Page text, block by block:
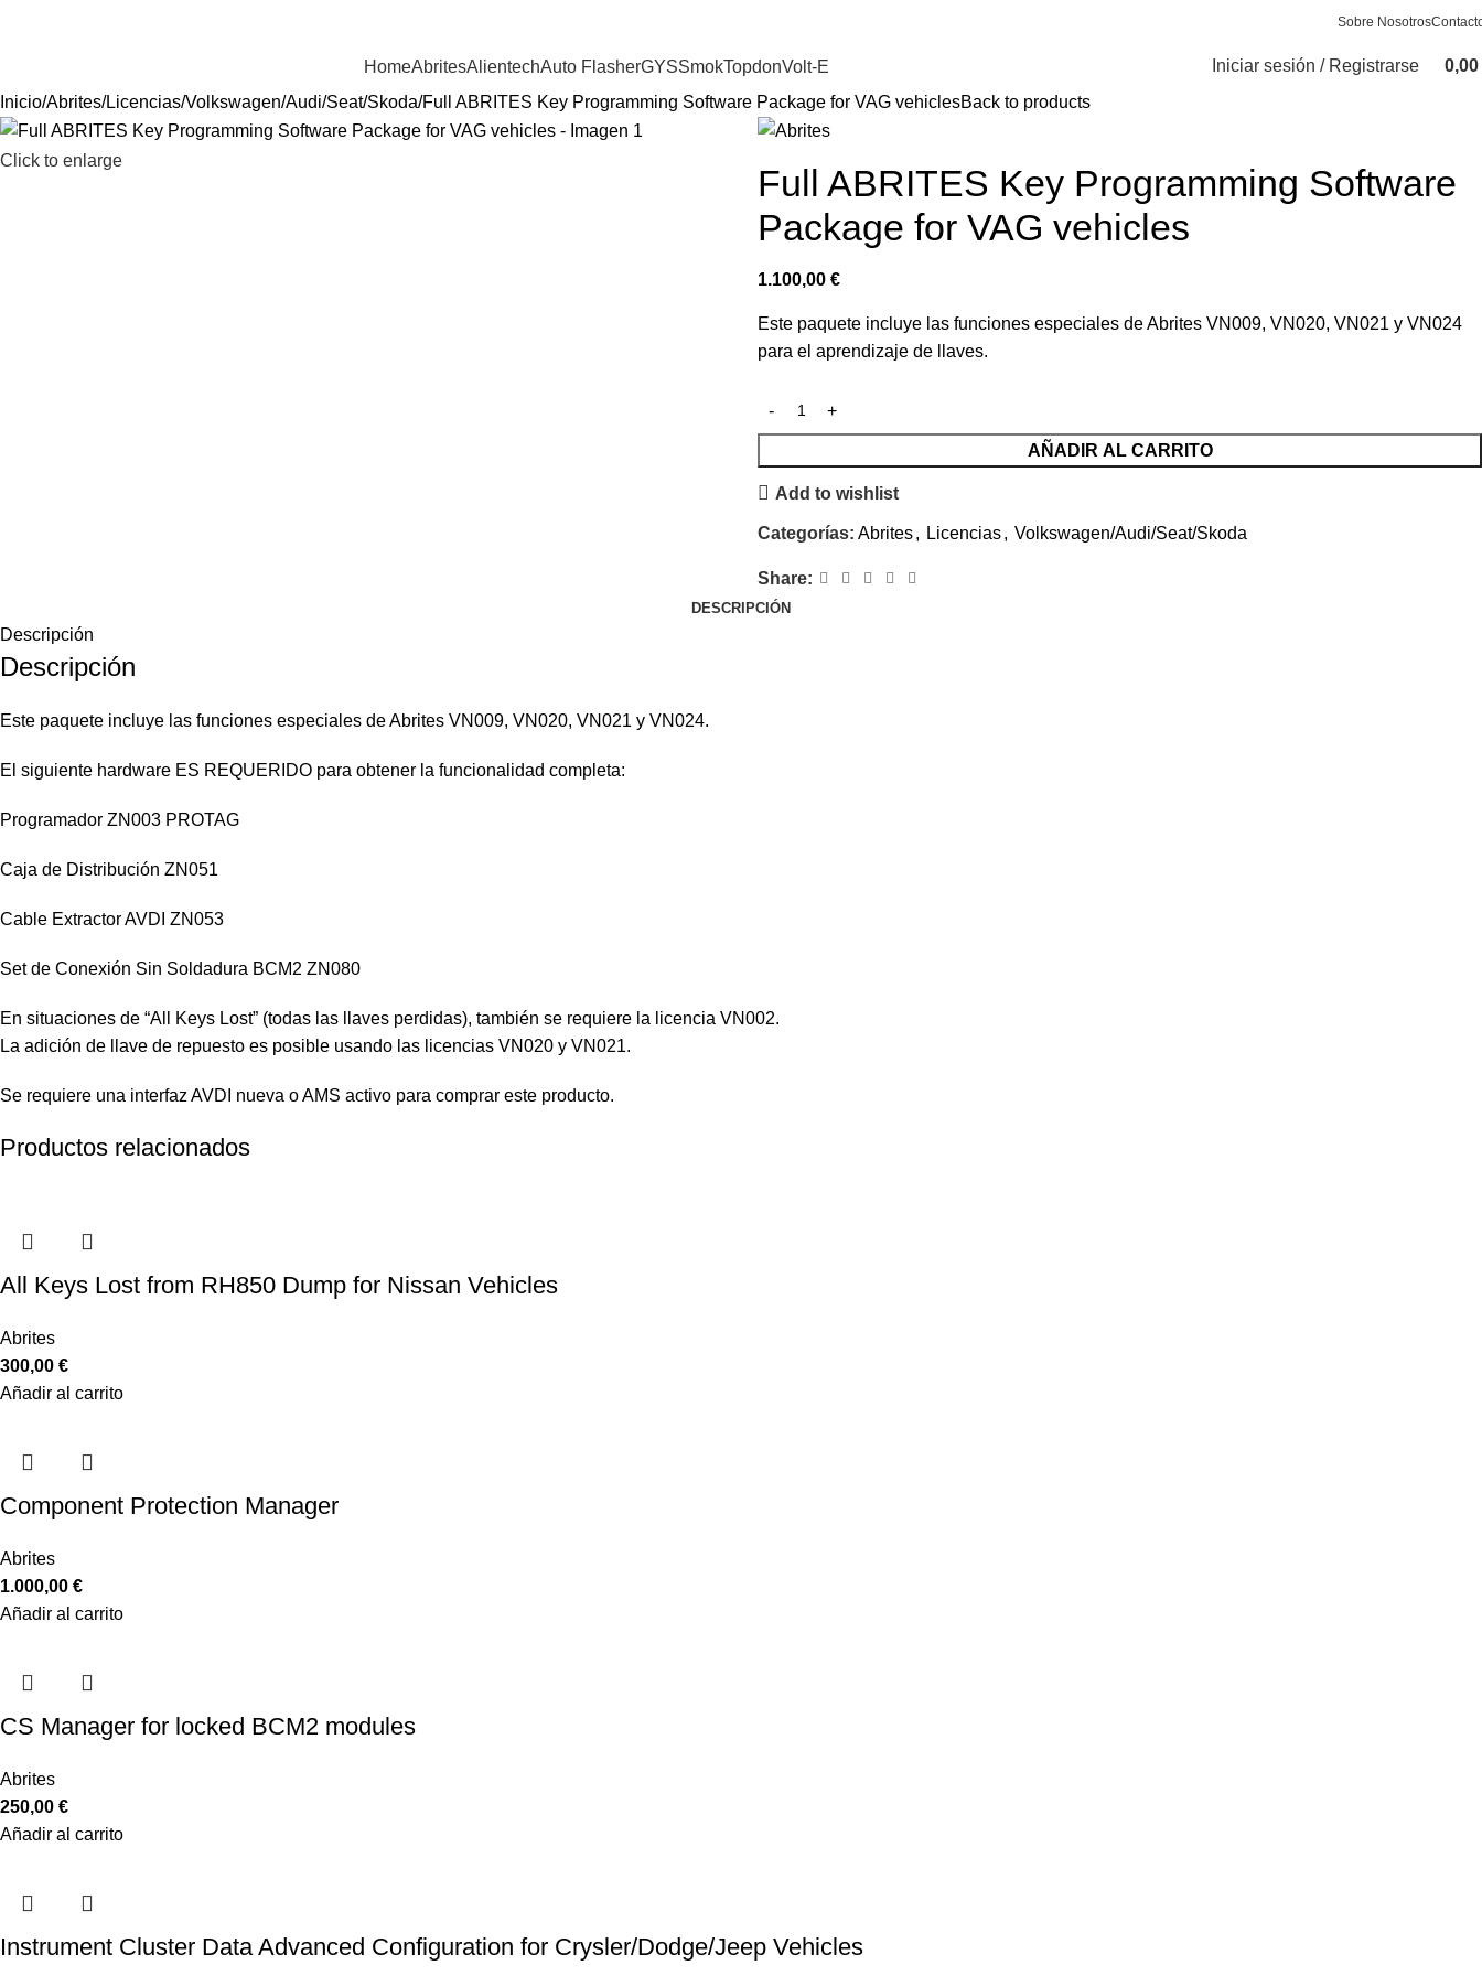
Sobre Nosotros
HomeAbritesAlientechAuto FlasherGYSSmokTopdonVolt-E Iniciar sesión / Registrarse
0,00
Inicio Abrites Licencias Volkswagen/Audi/Seat/Skoda Full ABRITES Key Programming Software Package for VAG vehiclesBack to products
Click to enlarge
Full ABRITES Key Programming Software
Package for VAG vehicles
1.100,00 €
Este paquete incluye las funciones especiales de Abrites VN009, VN020, VN021 y VN024
para el aprendizaje de llaves.
AÑADIR AL CARRITO
Add to wishlist
Categorías: Abrites, Licencias, Volkswagen/Audi/Seat/Skoda
Share:
DESCRIPCIÓN
Descripción
Descripción
Este paquete incluye las funciones especiales de Abrites VN009, VN020, VN021 y VN024.
El siguiente hardware ES REQUERIDO para obtener la funcionalidad completa:
Programador ZN003 PROTAG
Caja de Distribución ZN051
Cable Extractor AVDI ZN053
Set de Conexión Sin Soldadura BCM2 ZN080
En situaciones de “All Keys Lost” (todas las llaves perdidas), también se requiere la licencia VN002.
La adición de llave de repuesto es posible usando las licencias VN020 y VN021.
Se requiere una interfaz AVDI nueva o AMS activo para comprar este producto.
Productos relacionados
All Keys Lost from RH850 Dump for Nissan Vehicles
Abrites
300,00 €
Añadir al carrito
Component Protection Manager
Abrites
1.000,00 €
Añadir al carrito
CS Manager for locked BCM2 modules
Abrites
250,00 €
Añadir al carrito
Instrument Cluster Data Advanced Configuration for Crysler/Dodge/Jeep Vehicles